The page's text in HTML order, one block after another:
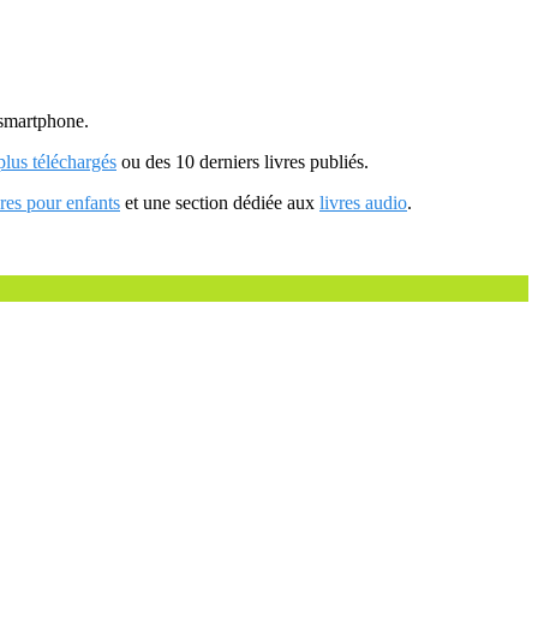
téléchargés ou des 10 derniers livres publiés.
pour enfants et une section dédiée aux livres audio.